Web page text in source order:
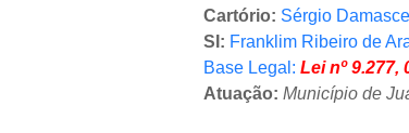
Cartório: Sérgio
SI: Franklim Ribeiro de
Base Legal: Lei nº 9.277,
Atuação: Município de